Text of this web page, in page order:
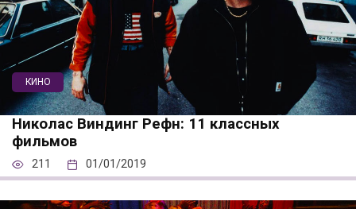
КИНО
Николас Виндинг Рефн: 11 классных
фильмов
211 01/01/2019